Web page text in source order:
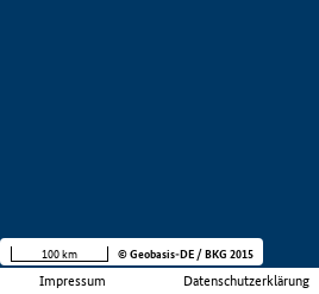
Impressum Datenschutzerklärung
100 km © Geobasis-DE / BKG 2015